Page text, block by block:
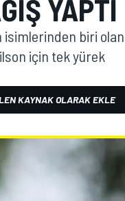
YAPTI
isimlerinden biri olan
için tek yürek
KAYNAK OLARAK EKLE